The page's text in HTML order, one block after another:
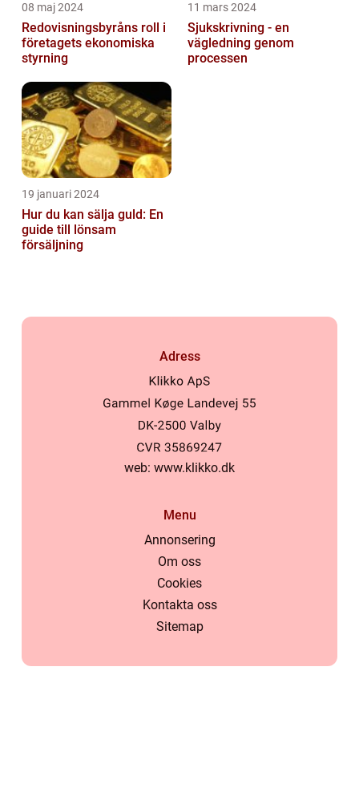
08 maj 2024
Redovisningsbyråns roll i
företagets ekonomiska
styrning
11 mars 2024
Sjukskrivning - en
vägledning genom
processen
19 januari 2024
Hur du kan sälja guld: En
guide till lönsam
försäljning
Adress
web: www.klikko.dk
Menu
Annonsering
Om oss
Cookies
Kontakta oss
Sitemap